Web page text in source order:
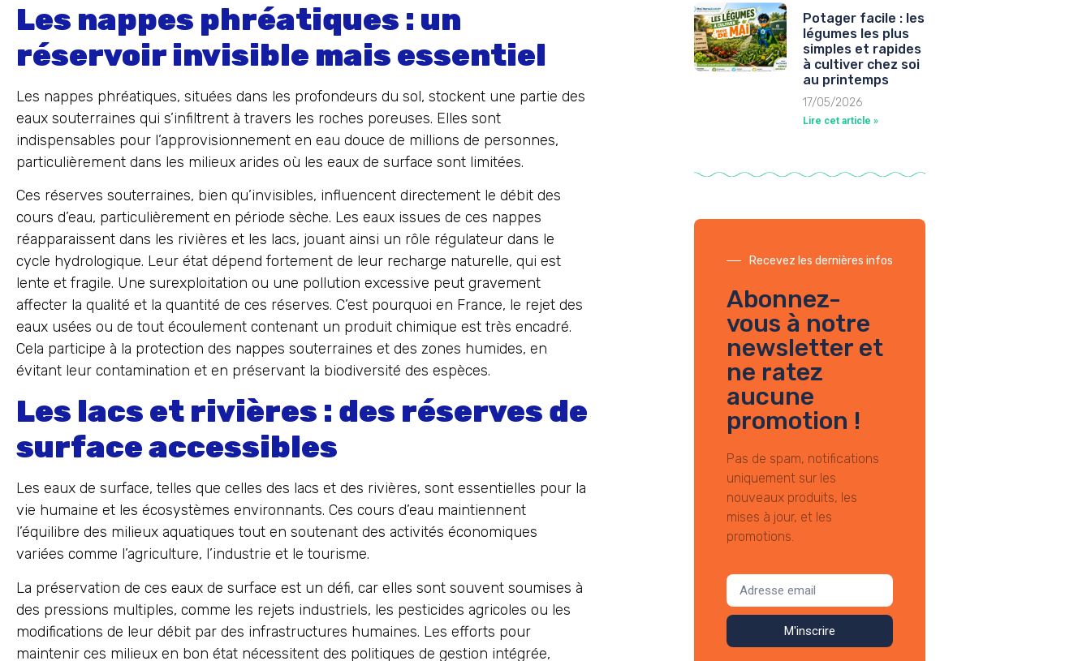
Les nappes phréatiques : un
réservoir invisible mais essentiel
Les nappes phréatiques, situées dans les profondeurs du sol, stockent une partie des
eaux souterraines qui s’infiltrent à travers les roches poreuses. Elles sont
indispensables pour l’approvisionnement en eau douce de millions de personnes,
particulièrement dans les milieux arides où les eaux de surface sont limitées.
Ces réserves souterraines, bien qu’invisibles, influencent directement le débit des
cours d’eau, particulièrement en période sèche. Les eaux issues de ces nappes
réapparaissent dans les rivières et les lacs, jouant ainsi un rôle régulateur dans le
cycle hydrologique. Leur état dépend fortement de leur recharge naturelle, qui est
lente et fragile. Une surexploitation ou une pollution excessive peut gravement
affecter la qualité et la quantité de ces réserves. C’est pourquoi en France, le rejet des
eaux usées ou de tout écoulement contenant un produit chimique est très encadré.
Cela participe à la protection des nappes souterraines et des zones humides, en
évitant leur contamination et en préservant la biodiversité des espèces.
Les lacs et rivières : des réserves de
surface accessibles
Les eaux de surface, telles que celles des lacs et des rivières, sont essentielles pour la
vie humaine et les écosystèmes environnants. Ces cours d’eau maintiennent
l’équilibre des milieux aquatiques tout en soutenant des activités économiques
variées comme l’agriculture, l’industrie et le tourisme.
La préservation de ces eaux de surface est un défi, car elles sont souvent soumises à
des pressions multiples, comme les rejets industriels, les pesticides agricoles ou les
modifications de leur débit par des infrastructures humaines. Les efforts pour
maintenir ces milieux en bon état nécessitent des politiques de gestion intégrée,
Potager facile : les
légumes les plus
simples et rapides
à cultiver chez soi
au printemps
17/05/2026
Lire cet article »
Recevez les dernières infos
Abonnez-
vous à notre
newsletter et
ne ratez
aucune
promotion !
Pas de spam, notifications
uniquement sur les
nouveaux produits, les
mises à jour, et les
promotions.
M'inscrire